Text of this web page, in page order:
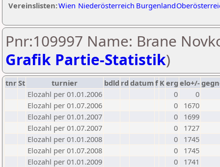
Vereinslisten:Wien Niederösterreich Burgenland
Pnr:109997 Name: Brane
Grafik Partie-Statistik)
tnrSt turnier bdld rd datumf Kerg elo+/-
Elozahl per 01.01.2006
0
0
Elozahl per 01.07.2006
0
1670
Elozahl per 01.01.2007
0
1699
Elozahl per 01.07.2007
0
1727
Elozahl per 01.01.2008
0
1745
Elozahl per 01.07.2008
0
1745
Elozahl per 01.01.2009
0
1741